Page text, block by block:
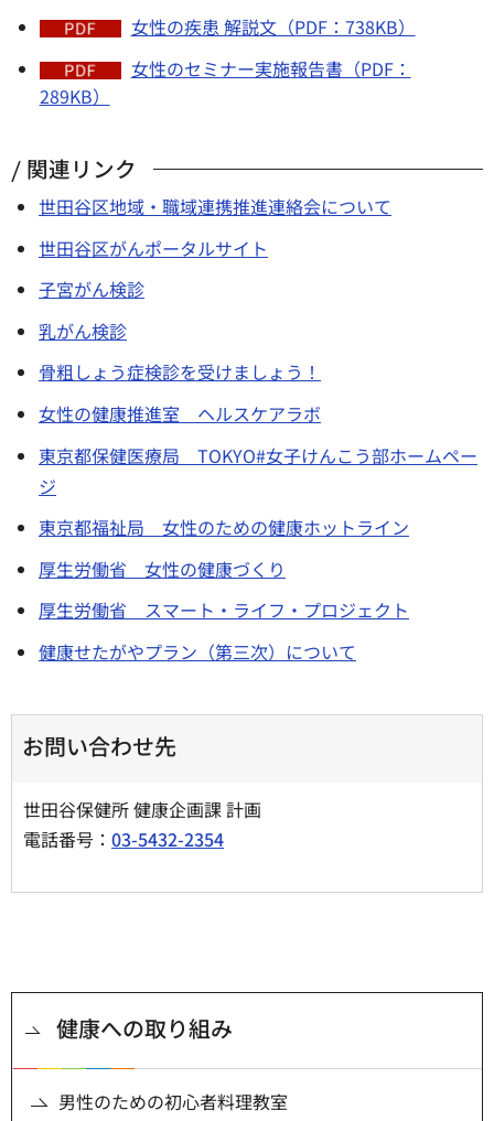
女性の疾患 解説文（PDF：738KB）
女性のセミナー実施報告書（PDF：
289KB）
関連リンク
世田谷区地域・職域連携推進連絡会について
世田谷区がんポータルサイト
子宮がん検診
乳がん検診
骨粗しょう症検診を受けましょう！
女性の健康推進室 ヘルスケアラボ
東京都保健医療局 TOKYO#女子けんこう部ホームペー
ジ
東京都福祉局 女性のための健康ホットライン
厚生労働省 女性の健康づくり
厚生労働省 スマート・ライフ・プロジェクト
健康せたがやプラン（第三次）について
お問い合わせ先
世田谷保健所 健康企画課 計画
電話番号： 03-5432-2354
健康への取り組み
男性のための初心者料理教室